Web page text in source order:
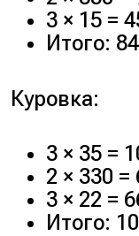
3 × 15 =
Итого:
Куровка:
3 × 35 =
2 × 330 =
3 × 22 =
Итого: